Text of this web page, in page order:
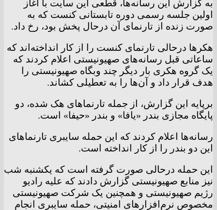
به گزارش این رسانه‌ها، قطعی این سایت با آغاز
اولین جلسه رسمی دوره تابستانی کنست که به
صورت زنده از تارنمای آن درحال پخش بود، رخ داد.
هکر‌ها درحالی تارنمای کنست را از کار انداخته‌اند که
ساعاتی قبل رسانه‌های صهیونیستی اعلام کردند که
یک گروه هکری بار دیگر چند وبگاه صهیونیستی را
هدف قرار داد و آن‌ها را به تعطیلی کشاند.
برپایه این گزارش، از جمله تارنما‌های هک شده، دو
پایگاه مجازی بندر «یافا» و بندر «حیفا» است.
رسانه‌ها اعلام کردند که این حمله سایبری تارنما‌های
این دو بندر را از کار انداخته است.
این حمله درحالی صورت گرفته است که یکشنبه شب
نیز منابع صهیونیستی گزارش دادند که علیه رادیو
رژیم صهیونیستی و همچنین یک شرکت صهیونیستی
مخصوص نرم‌افزار‌های امنیتی، حمله سایبری انجام